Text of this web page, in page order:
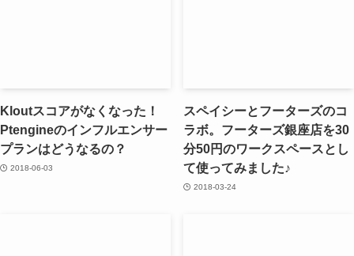
Kloutスコアがなくなった！
Ptengineのインフルエンサー
プランはどうなるの？
2018-06-03
スペイシーとフーターズのコ
ラボ。フーターズ銀座店を30
分50円のワークスペースとし
て使ってみました♪
2018-03-24